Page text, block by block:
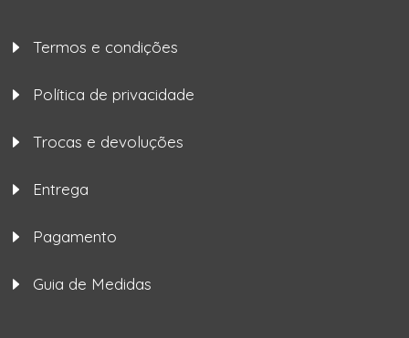
Termos e condições
Política de privacidade
Trocas e devoluções
Entrega
Pagamento
Guia de Medidas